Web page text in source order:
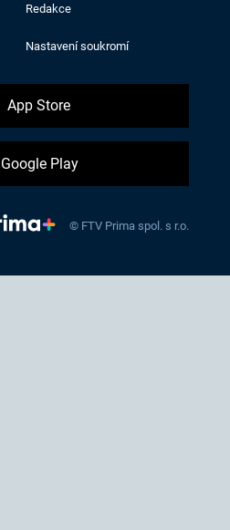
Redakce
Nastavení soukromí
App Store
Google Play
© FTV Prima spol. s r.o.